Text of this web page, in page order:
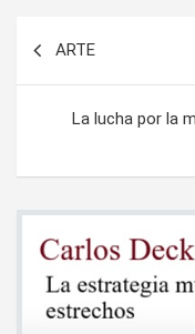
entradas
ARTE
La lucha por la